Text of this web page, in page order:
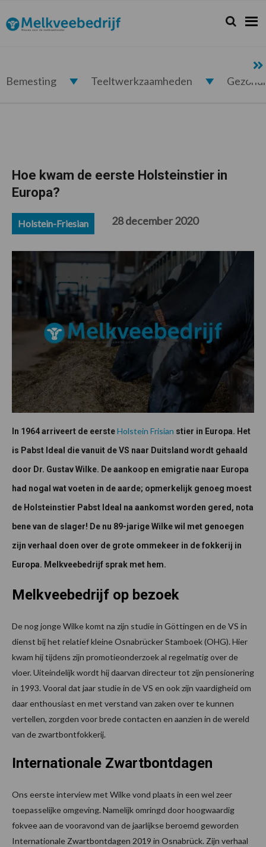
de
hoofdnavigatie
de
hoofd
de
eerste
de
voettekst
Melkveebedrijf.nl Zoeken...
Zoek
Bemesting Teeltwerkzaamheden
Hoe kwam de eerste Holsteinstier in
Europa?
Holstein-Friesian 28 december 2020
In 1964 arriveert de eersteHolstein Frisian stier in Europa. Het
is Pabst Ideal die vanuit de VS naar Duitsland wordt gehaald
door Dr. Gustav Wilke. De aankoop en emigratie naar Europa
had nogal wat voeten in de aarde; opmerkelijk genoeg moest
de Holsteinstier Pabst Ideal na aankomst worden gered, nota
bene van de slager! De nu 89-jarige Wilke wil met genoegen
zijn verhaal doen over de grote ommekeer in de fokkerij in
Europa. Melkveebedrijf sprak met hem.
Melkveebedrijf op bezoek
De nog jonge Wilke komt na zijn studie in Göttingen en de VS in
dienst bij het relatief kleine Osnabrücker Stamboek (OHG). Hier
kwam hij tijdens zijn promotieonderzoek al regelmatig over de
vloer. Uiteindelijk wordt hij daarvan directeur tot zijn pensionering
in 1993. Vooral dat jaar studie in de VS en ook zijn vaardigheid om
daar enthousiast en met verstand van zaken over te kunnen
vertellen, zorgden voor brede contacten en aanzien in de wereld
van de zwartbontfokkerij.
Internationale Zwartbontdagen
Ons eerste interview met Wilke vond plaats in een wel zeer
toepasselijke omgeving. Namelijk omringd door hoogwaardig
fokvee aan de vooravond van de jaarlijkse beroemd geworden
Internationale Zwartbontdagen 2019 in Osnabrück. Zijn verhaal